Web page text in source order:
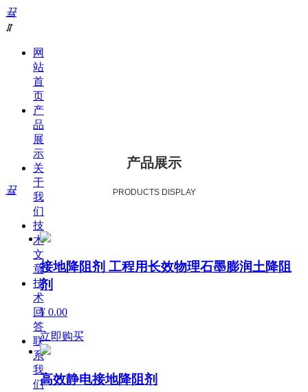
끀
ꁲ
网
站
首
页
产
品
展
示
关
于
我
们
技
术
文
章
技
术
回
答
联
系
我
们
产品展示
PRODUCTS DISPLAY
끀
接地降阻剂 工程用长效物理石墨膨润土降阻
剂
¥ 0.00
立即购买
高效静电接地降阻剂